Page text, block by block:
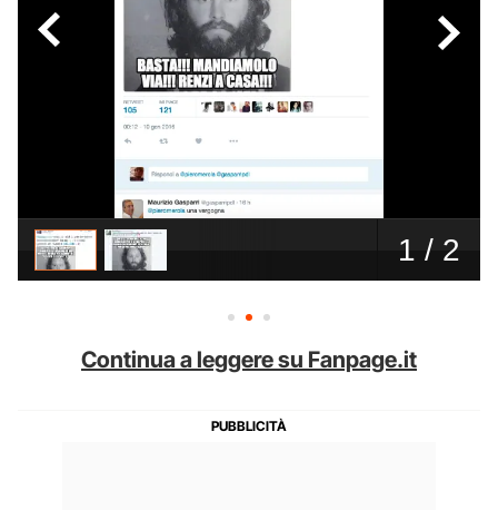
Continua a leggere su Fanpage.it